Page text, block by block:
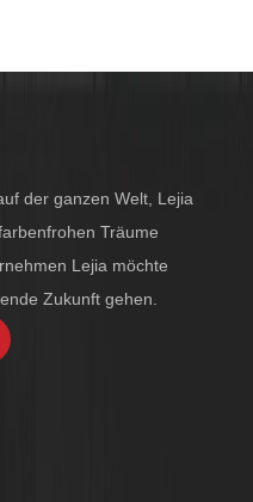
der ganzen Welt, Lejia
Träume
Lejia möchte
Zukunft gehen.